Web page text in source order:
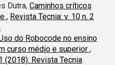
Dutra, Caminhos críticos
, Revista Tecnia: v. 10 n. 2
do Robocode no ensino
curso médio e superior ,
(2018): Revista Tecnia